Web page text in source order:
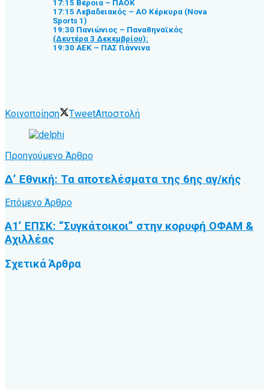
17:15 Βέροια – ΠΑΟΚ
17:15 Λεβαδειακός – ΑΟ Κέρκυρα (Nova
Sports 1)
19:30 Πανιώνιος – Παναθηναϊκός
(Δευτέρα 3 Δεκεμβρίου):
19:30 ΑΕΚ – ΠΑΣ Γιάννινα
Κοινοποίηση TweetΑποστολή
Προηγούμενο Άρθρο
Δ’ Εθνική: Τα αποτελέσματα της 6ης αγ/κής
Επόμενο Άρθρο
Α1’ ΕΠΣΚ: “Συγκάτοικοι” στην κορυφή ΟΦΑΜ &
Αχιλλέας
ΣχετικάΆρθρα